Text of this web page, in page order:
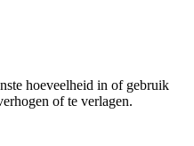
hoeveelheid in of gebruik
of te verlagen.